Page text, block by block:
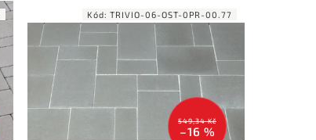
549,34 Kč
–16 %
Kód:TRIVIO-06-OST-0PR-00.77